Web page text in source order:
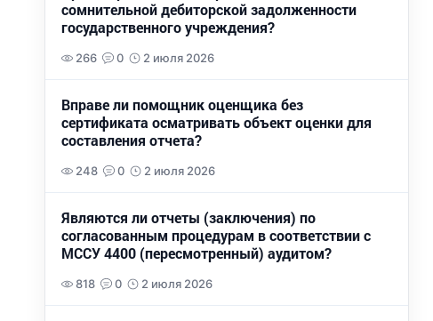
сомнительной дебиторской задолженности
государственного учреждения?
266 0 2 июля 2026
Вправе ли помощник оценщика без
сертификата осматривать объект оценки для
составления отчета?
248 0 2 июля 2026
Являются ли отчеты (заключения) по
согласованным процедурам в соответствии с
МССУ 4400 (пересмотренный) аудитом?
818 0 2 июля 2026